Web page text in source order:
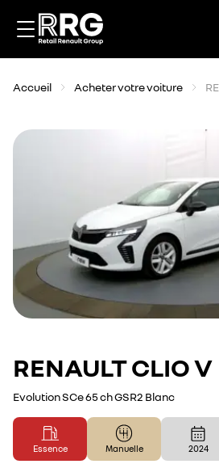
Accueil Acheter votre voiture
RENAULTCLIO V
Evolution SCe 65 ch GSR2 Blanc
Essence Manuelle 2024